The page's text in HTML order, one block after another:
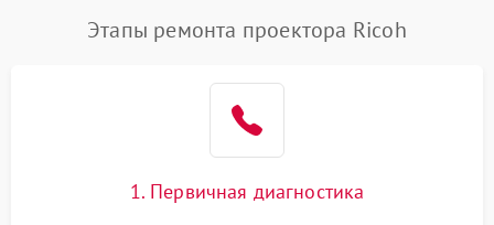
Этапы ремонта проектора Ricoh
1. Первичная диагностика